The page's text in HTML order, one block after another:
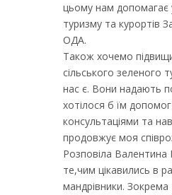
цьому нам допомагає
туризму та курортів
ОДА.
Також хочемо
сільського зеленого
нас є. Вони надають
хотілося б їм
консультаціями та
продовжує моя
Розповіла Валентина
те,чим цікавились в
мандрівники.